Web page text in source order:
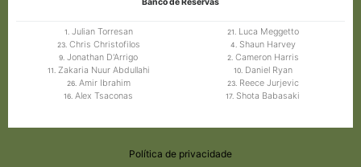
1. Julian Torresan
23.Chris Christofilos
9. Jonathan D'Arrigo
11. Zakaria Nuur Abdullahi
26.Amir Ibrahim
16. Alex Tsaconas
21. Luca Meggetto
4. Shaun Harvey
2.Cameron Harris
10.Daniel Ryan
23.Reece Jurjevic
17. Shota Babasaki
Política de privacidade